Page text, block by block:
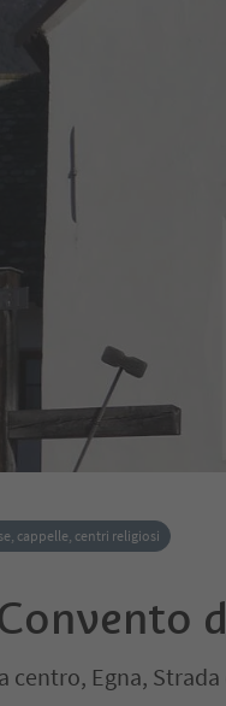
cappelle, centri religiosi
centro, Egna,